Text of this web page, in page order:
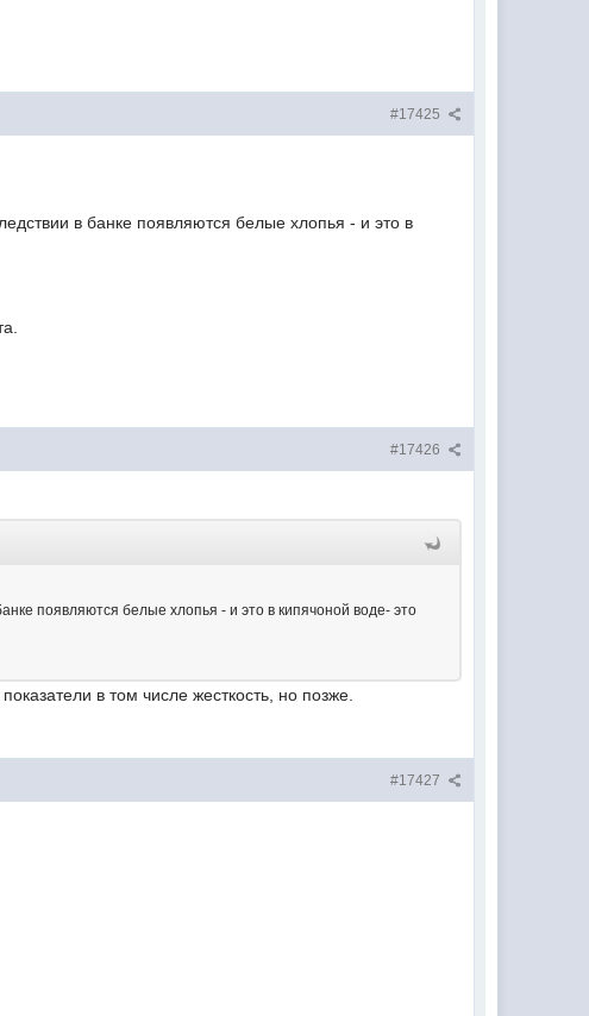
#17425
в банке появляются белые хлопья - и это в
#17426
появляются белые хлопья - и это в кипячоной воде- это
в том числе жесткость, но позже.
#17427